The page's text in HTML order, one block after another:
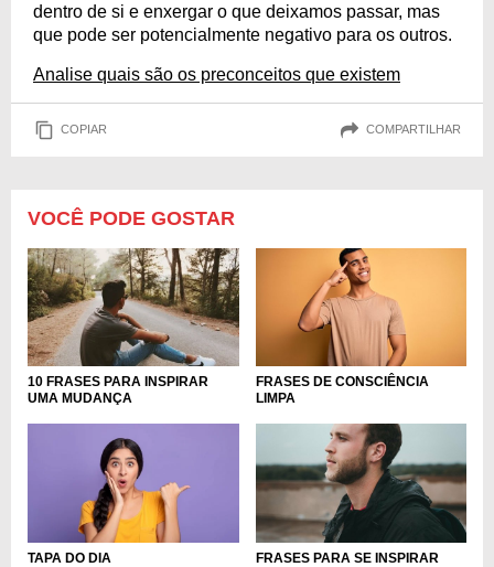
dentro de si e enxergar o que deixamos passar, mas
que pode ser potencialmente negativo para os outros.
Analise quais são os preconceitos que existem
COPIAR COMPARTILHAR
VOCÊ PODE GOSTAR
10 FRASES PARA INSPIRAR
UMA MUDANÇA
FRASES DE CONSCIÊNCIA
LIMPA
TAPA DO DIA FRASES PARA SE INSPIRAR